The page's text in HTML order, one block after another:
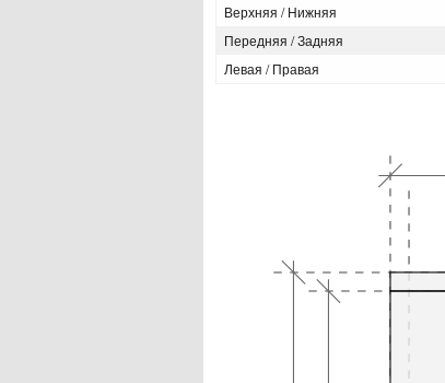
Верхняя / Нижняя
Передняя / Задняя
Левая / Правая